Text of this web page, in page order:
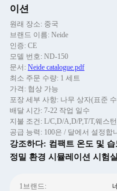
이션
원래 장소: 중국
브랜드 이름: Neide
인증: CE
모델 번호: ND-150
문서: Neide catalogue.pdf
최소 주문 수량: 1 세트
가격: 협상 가능
포장 세부 사항: 나무 상자(표준
배달 시간: 7-22 작업 일수
지불 조건: L/C,D/A,D/P,T/T,웨스
공급 능력: 100은 / 달에서 설정합
강조하다: 컴팩트 온도 및 습
정밀 환경 시뮬레이션 시험실
1브랜드: